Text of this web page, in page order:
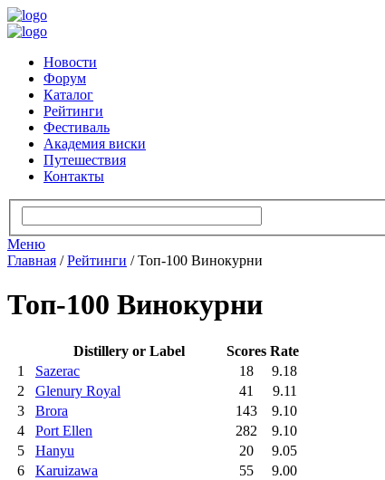
Новости
Форум
Каталог
Рейтинги
Фестиваль
Академия виски
Путешествия
Контакты
Меню
Главная /Рейтинги /Топ-100 Винокурни
Топ-100 Винокурни
Distillery or Label Scores Rate
1
Sazerac 18
9.18
2
Glenury Royal 41
9.11
3
Brora 143
9.10
4
Port Ellen 282
9.10
5
Hanyu 20
9.05
6
Karuizawa 55
9.00